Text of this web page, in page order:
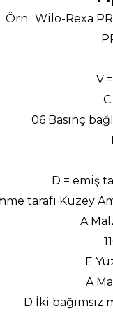
Örn.: Wilo-Rexa
V
06 Basınç
D = emiş
tarafı Kuzey
A
E
A
D İki bağımsız